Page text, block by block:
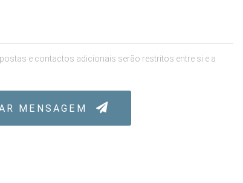
e contactos adicionais serão restritos entre si e a
MENSAGEM